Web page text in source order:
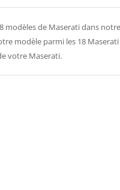
modèles de Maserati dans
modèle parmi les 18
votre Maserati.